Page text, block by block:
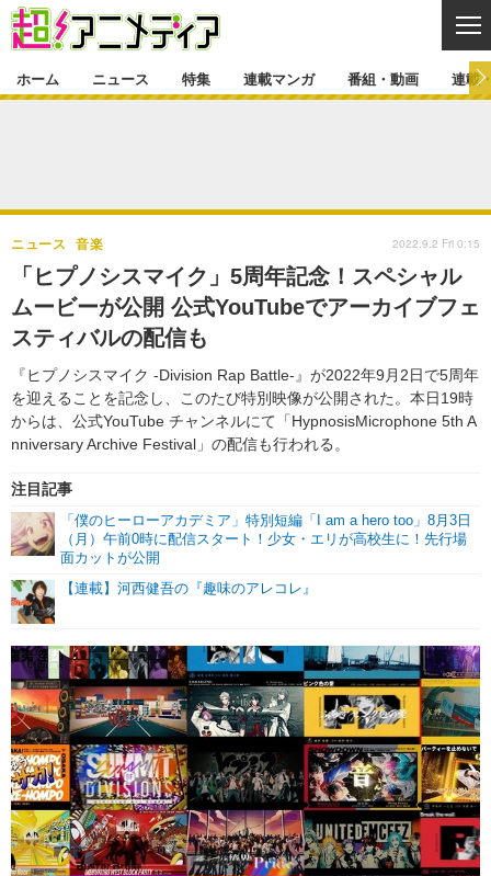
ゲーム・アプリ マンガ
グッズ イベント
声優
舞台 新帝スタ
特集一覧 カバー
ラキりす
連載マンガ
連載マンガ一覧
番組・動画
番組・動画一覧 ラジオ
動画
連載・ブログ
連載・ブログ一覧
編集部ブログ・お知らせ
ホーム ニュース 特集 連載マンガ 番組・動画 連載
「ヒプノシスマイク」5周年記念！スペシャル
ムービーが公開 公式YouTubeでアーカイブフェ
スティバルの配信も
『ヒプノシスマイク -Division Rap Battle-』が2022年9月2日で5周年
を迎えることを記念し、このたび特別映像が公開された。本日19時
からは、公式YouTube チャンネルにて「HypnosisMicrophone 5th A
nniversary Archive Festival」の配信も行われる。
ニュース 音楽
注目記事
「僕のヒーローアカデミア」特別短編「I am a hero too」8月3日
（月）午前0時に配信スタート！少女・エリが高校生に！先行場
面カットが公開
【連載】河西健吾の『趣味のアレコレ』
2022.9.2 Fri 0:15